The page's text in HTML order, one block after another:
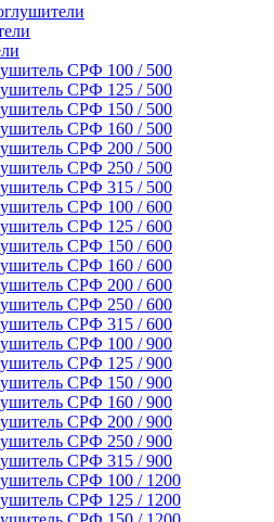
СРФ 100 / 500
СРФ 125 / 500
СРФ 150 / 500
СРФ 160 / 500
СРФ 200 / 500
СРФ 250 / 500
СРФ 315 / 500
СРФ 100 / 600
СРФ 125 / 600
СРФ 150 / 600
СРФ 160 / 600
СРФ 200 / 600
СРФ 250 / 600
СРФ 315 / 600
СРФ 100 / 900
СРФ 125 / 900
СРФ 150 / 900
СРФ 160 / 900
СРФ 200 / 900
СРФ 250 / 900
СРФ 315 / 900
СРФ 100 / 1200
СРФ 125 / 1200